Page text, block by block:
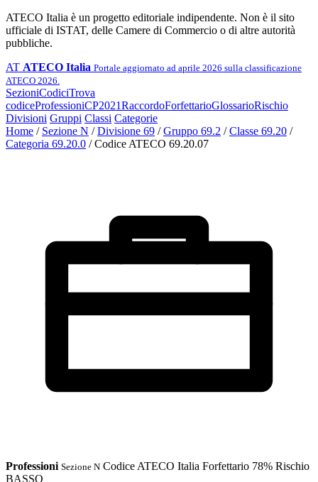
ATECO Italia è un progetto editoriale indipendente. Non è il sito
ufficiale di ISTAT, delle Camere di Commercio o di altre autorità
pubbliche.
AT ATECO Italia Portale aggiornato ad aprile 2026 sulla classificazione
ATECO 2026.
SezioniCodiciTrova
codiceProfessioniCP2021RaccordoForfettarioGlossarioRischio
Divisioni Gruppi Classi Categorie
Home / Sezione N / Divisione 69 / Gruppo 69.2 / Classe 69.20 /
Categoria 69.20.0 / Codice ATECO 69.20.07
Professioni Sezione N Codice ATECO Italia Forfettario 78% Rischio
BASSO